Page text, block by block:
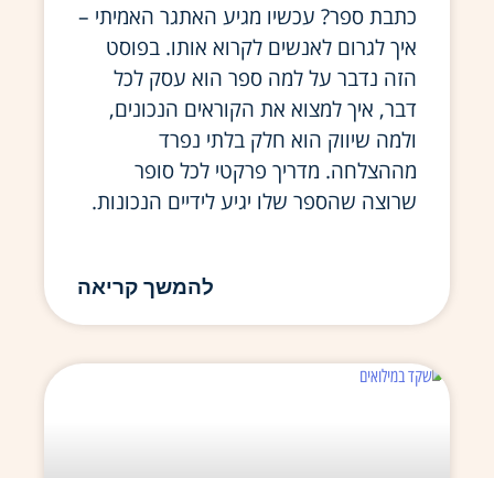
כתבת ספר? עכשיו מגיע האתגר האמיתי –
איך לגרום לאנשים לקרוא אותו. בפוסט
הזה נדבר על למה ספר הוא עסק לכל
דבר, איך למצוא את הקוראים הנכונים,
ולמה שיווק הוא חלק בלתי נפרד
מההצלחה. מדריך פרקטי לכל סופר
שרוצה שהספר שלו יגיע לידיים הנכונות.
להמשך קריאה